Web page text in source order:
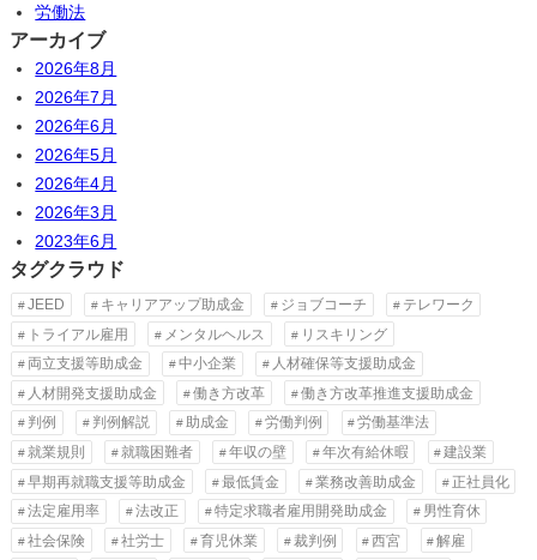
労働法
アーカイブ
2026年8月
2026年7月
2026年6月
2026年5月
2026年4月
2026年3月
2023年6月
タグクラウド
JEED キャリアアップ助成金 ジョブコーチ
テレワーク
トライアル雇用
メンタルヘルス
リスキリング
両立支援等助成金
中小企業
人材確保等支援助成金
人材開発支援助成金
働き方改革
働き方改革推進支援助成金
判例
判例解説 助成金 労働判例
労働基準法
就業規則
就職困難者 年収の壁 年次有給休暇
建設業
早期再就職支援等助成金
最低賃金 業務改善助成金
正社員化
法定雇用率
法改正 特定求職者雇用開発助成金
男性育休
社会保険
社労士 育児休業 裁判例 西宮
解雇